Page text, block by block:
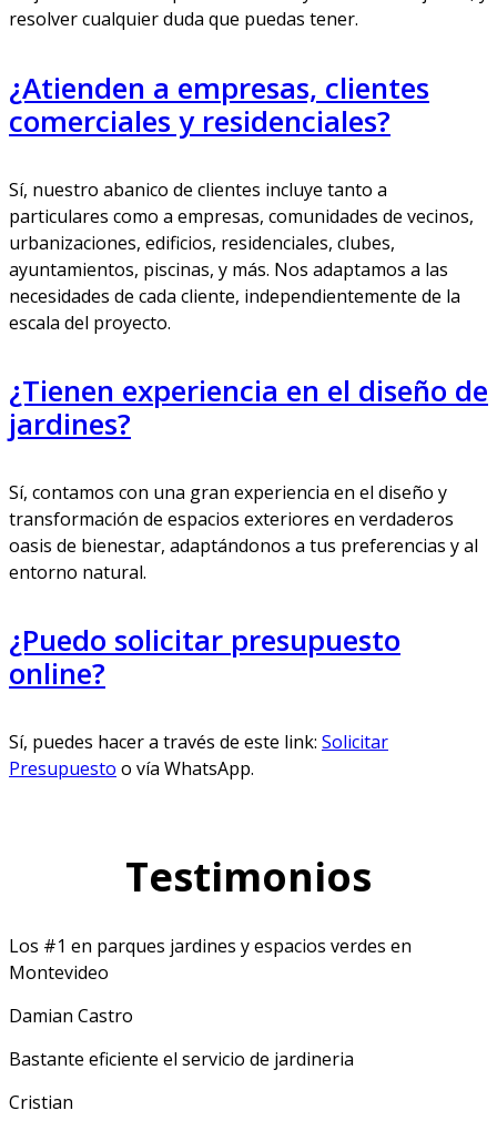
resolver cualquier duda que puedas tener.
¿Atienden a empresas, clientes
comerciales y residenciales?
Sí, nuestro abanico de clientes incluye tanto a
particulares como a empresas, comunidades de vecinos,
urbanizaciones, edificios, residenciales, clubes,
ayuntamientos, piscinas, y más. Nos adaptamos a las
necesidades de cada cliente, independientemente de la
escala del proyecto.
¿Tienen experiencia en el diseño de
jardines?
Sí, contamos con una gran experiencia en el diseño y
transformación de espacios exteriores en verdaderos
oasis de bienestar, adaptándonos a tus preferencias y al
entorno natural.
¿Puedo solicitar presupuesto
online?
Sí, puedes hacer a través de este link: Solicitar
Presupuesto o vía WhatsApp.
Testimonios
Los #1 en parques jardines y espacios verdes en
Montevideo
Damian Castro
Bastante eficiente el servicio de jardineria
Cristian